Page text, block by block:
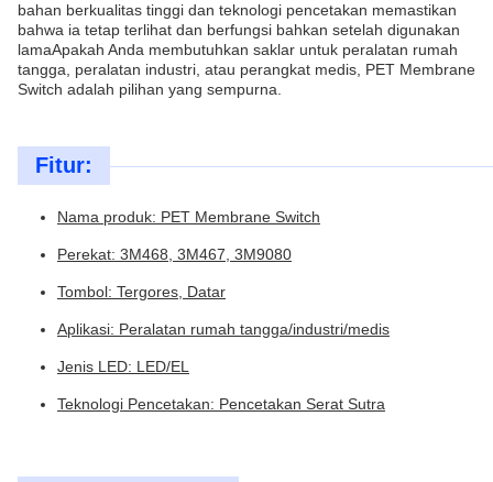
bahan berkualitas tinggi dan teknologi pencetakan memastikan
bahwa ia tetap terlihat dan berfungsi bahkan setelah digunakan
lamaApakah Anda membutuhkan saklar untuk peralatan rumah
tangga, peralatan industri, atau perangkat medis, PET Membrane
Switch adalah pilihan yang sempurna.
Fitur:
Nama produk: PET Membrane Switch
Perekat: 3M468, 3M467, 3M9080
Tombol: Tergores, Datar
Aplikasi: Peralatan rumah tangga/industri/medis
Jenis LED: LED/EL
Teknologi Pencetakan: Pencetakan Serat Sutra